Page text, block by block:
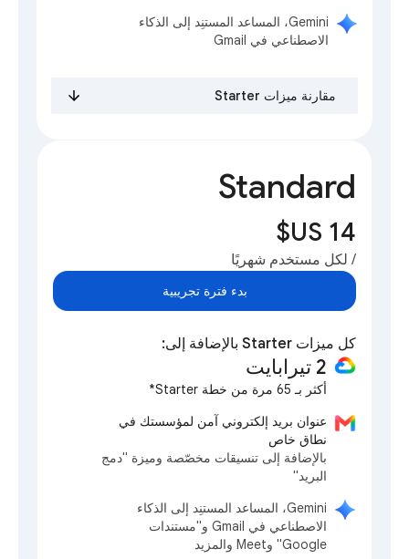
‫Gemini، المساعد المستنِد إلى الذكاء
الاصطناعي في Gmail
مقارنة ميزات Starter
Standard
/ لكل مستخدم شهريًا
بدء فترة تجريبية
كل ميزات Starter بالإضافة إلى:
‫2 تيرابايت
أكثر بـ 65 مرة من خطة Starter*
عنوان بريد إلكتروني آمن لمؤسستك في
نطاق خاص
بالإضافة إلى تنسيقات مخصّصة وميزة "دمج
البريد"
‫Gemini، المساعد المستنِد إلى الذكاء
الاصطناعي في Gmail و"مستندات
Google" وMeet والمزيد